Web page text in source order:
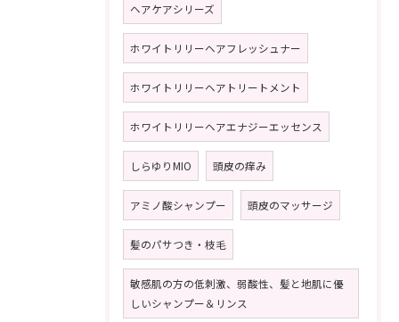
ヘアケアシリーズ
ホワイトリリーヘアフレッシュナー
ホワイトリリーヘアトリートメント
ホワイトリリーヘアエナジーエッセンス
しらゆりMIO 頭皮の痒み
アミノ酸シャンプー 頭皮のマッサージ
髪のパサつき・枝毛
敏感肌の方の低刺激、弱酸性、髪と地肌に優
しいシャンプー＆リンス